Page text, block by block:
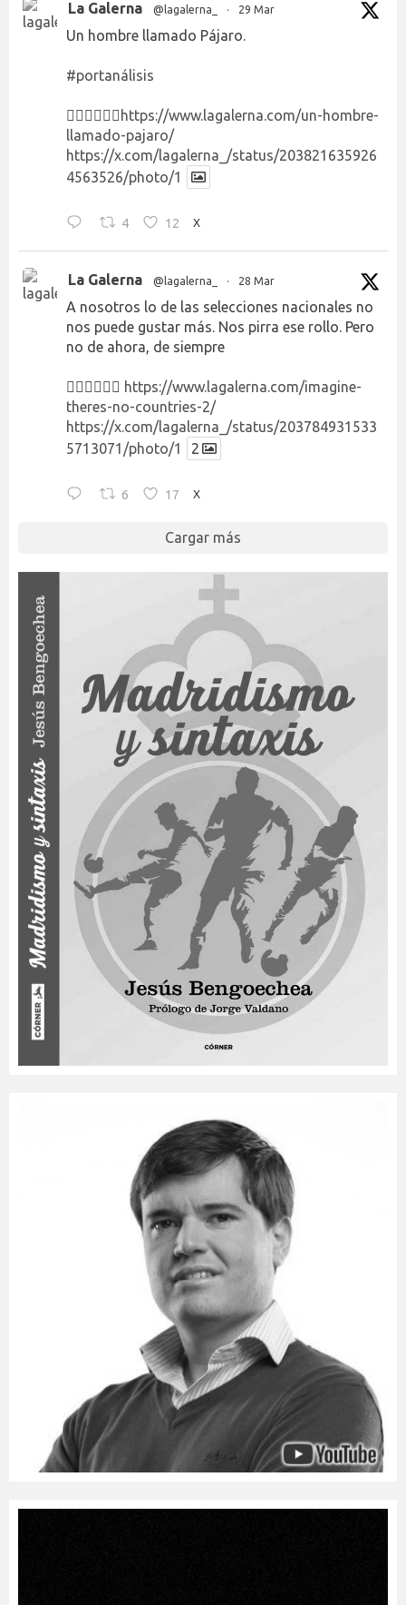
La Galerna @lagalerna_ · 29 Mar
Un hombre llamado Pájaro.
#portanálisis
👉🏻👉🏻👉🏻 https://www.lagalerna.com/un-hombre-
llamado-pajaro/
https://x.com/lagalerna_/status/203821635926
4563526/photo/1
4 12 X
La Galerna @lagalerna_ · 28 Mar
A nosotros lo de las selecciones nacionales no
nos puede gustar más. Nos pirra ese rollo. Pero
no de ahora, de siempre
👉🏻👉🏻👉🏻 https://www.lagalerna.com/imagine-
theres-no-countries-2/
https://x.com/lagalerna_/status/203784931533
5713071/photo/1
2
6 17 X
Cargar más